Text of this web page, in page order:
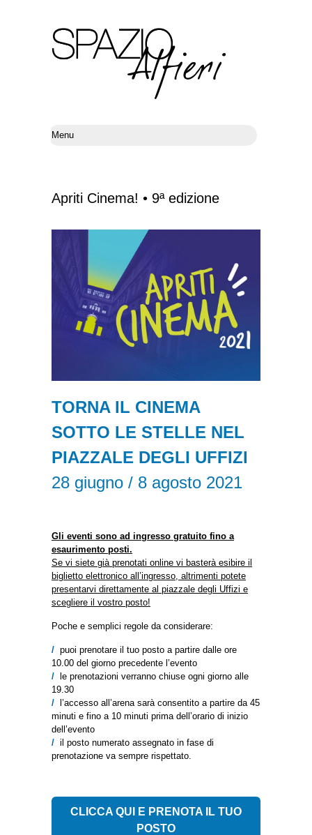
Apriti Cinema! • 9ª edizione
TORNA IL CINEMA
SOTTO LE STELLE NEL
PIAZZALE DEGLI UFFIZI
28 giugno / 8 agosto 2021
Gli eventi sono ad ingresso gratuito fino a
esaurimento posti.
Se vi siete già prenotati online vi basterà esibire il
biglietto elettronico all’ingresso, altrimenti potete
presentarvi direttamente al piazzale degli Uffizi e
scegliere il vostro posto!
Poche e semplici regole da considerare:
/ puoi prenotare il tuo posto a partire dalle ore
10.00 del giorno precedente l’evento
/
le prenotazioni verranno chiuse ogni giorno alle
19.30
/ l’accesso all’arena sarà consentito a partire da 45
minuti e fino a 10 minuti prima dell’orario di inizio
dell’evento
/ il posto numerato assegnato in fase di
prenotazione va sempre rispettato.
CLICCA QUI E PRENOTA IL TUO
POSTO